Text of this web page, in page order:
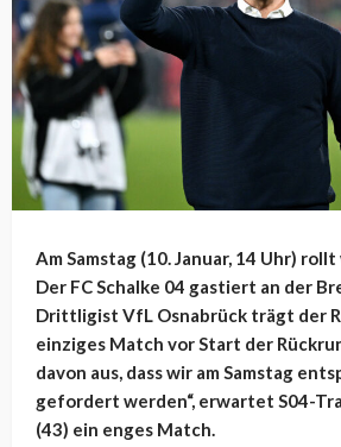
Am Samstag (10. Januar, 14 Uhr)
Der FC Schalke 04 gastiert an der
Drittligist VfL Osnabrück trägt der
einziges Match vor Start der
davon aus, dass wir am Samstag
gefordert werden“, erwartet S04-
(43) ein enges Match.